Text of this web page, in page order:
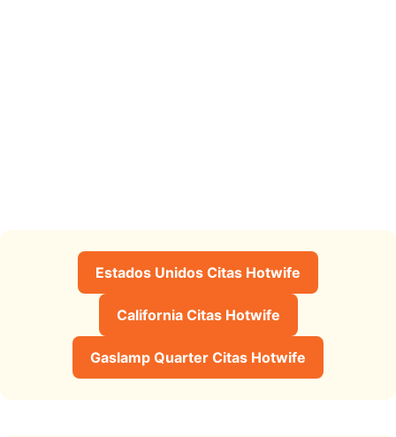
Estados Unidos Citas Hotwife
California Citas Hotwife
Gaslamp Quarter Citas Hotwife